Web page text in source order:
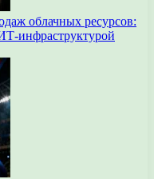
облачных ресурсов:
инфраструктурой